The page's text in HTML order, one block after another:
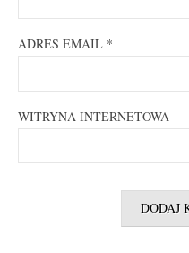
ADRES EMAIL *
WITRYNA INTERNETOWA